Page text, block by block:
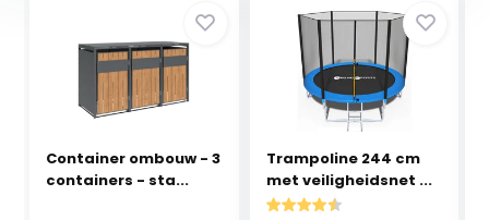
Container ombouw - 3
containers - sta...
Trampoline 244 cm
met veiligheidsnet ...